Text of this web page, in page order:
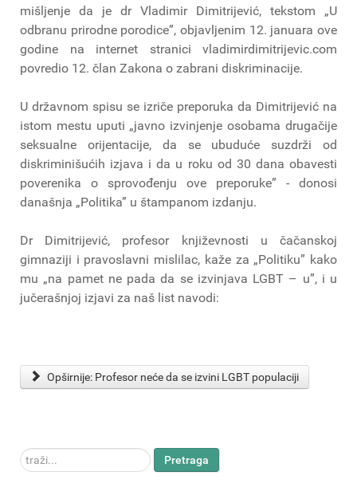
mišljenje da je dr Vladimir Dimitrijević, tekstom „U
odbranu prirodne porodice”, objavljenim 12. januara ove
godine na internet stranici vladimirdimitrijevic.com
povredio 12. član Zakona o zabrani diskriminacije.
U državnom spisu se izriče preporuka da Dimitrijević na
istom mestu uputi „javno izvinjenje osobama drugačije
seksualne orijentacije, da se ubuduće suzdrži od
diskriminišućih izjava i da u roku od 30 dana obavesti
poverenika o sprovođenju ove preporuke” - donosi
današnja „Politika” u štampanom izdanju.
Dr Dimitrijević, profesor književnosti u čačanskoj
gimnaziji i pravoslavni mislilac, kaže za „Politiku” kako
mu „na pamet ne pada da se izvinjava LGBT – u”, i u
jučerašnjoj izjavi za naš list navodi:
Opširnije: Profesor neće da se izvini LGBT populaciji
traži... Pretraga